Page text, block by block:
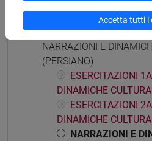
Struttura generale
NARRAZIONI E
(PERSIANO)
ESERCITAZIONI
DINAMICHE
ESERCITAZIONI
DINAMICHE
NARRAZIONI E
Accetta tutti i